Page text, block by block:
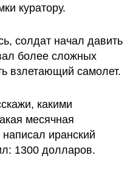
куратору.
солдат начал давить
более сложных
взлетающий самолет.
какими
месячная
написал иранский
1300 долларов.